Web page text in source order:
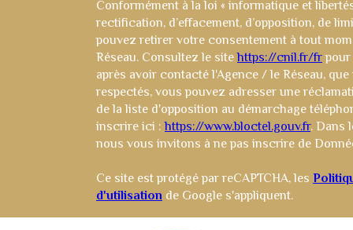
Conformément à la loi « informatique et
rectification, d’effacement, d’opposition, de
pouvez retirer votre consentement à tout
Réseau. Consultez le sitehttps://cnil.fr/frpour
après avoir contacté l'Agence / le Réseau,
respectés, vous pouvez adresser une
de la liste d'opposition au démarchage
inscrire ici :https://www.bloctel.gouv.fr. Dans
nous vous invitons à ne pas inscrire de
Ce site est protégé par reCAPTCHA, les
d'utilisation de Google s'appliquent.